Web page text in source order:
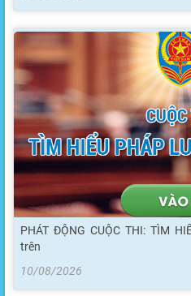
PHÁT ĐỘNG CUỘC THI: TÌM
trên
10/08/2026